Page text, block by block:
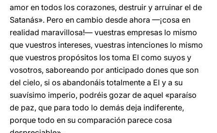
amor en todos los corazones, destruir y arruinar el de
Satanás». Pero en cambio desde ahora —¡cosa en
realidad maravillosa!— vuestras empresas lo mismo
que vuestros intereses, vuestras intenciones lo mismo
que vuestros propósitos los toma El como suyos y
vosotros, saboreando por anticipado dones que son
del cielo, si os abandonáis totalmente a El y a su
suavísimo imperio, podréis gozar de aquel «paraíso
de paz, que para todo lo demás deja indiferente,
porque todo en su comparación parece cosa